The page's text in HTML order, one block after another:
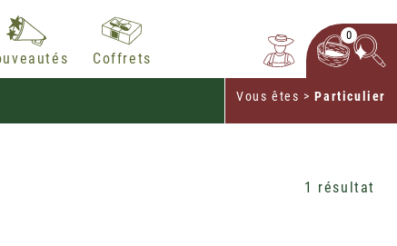
Coffrets
0
Vous êtes >Particulier
1 résultat